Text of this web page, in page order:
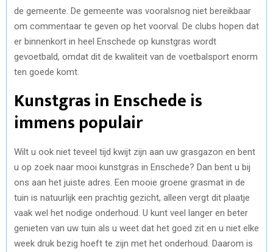
de gemeente. De gemeente was vooralsnog niet bereikbaar
om commentaar te geven op het voorval. De clubs hopen dat
er binnenkort in heel Enschede op kunstgras wordt
gevoetbald, omdat dit de kwaliteit van de voetbalsport enorm
ten goede komt.
Kunstgras in Enschede is
immens populair
Wilt u ook niet teveel tijd kwijt zijn aan uw grasgazon en bent
u op zoek naar mooi kunstgras in Enschede? Dan bent u bij
ons aan het juiste adres. Een mooie groene grasmat in de
tuin is natuurlijk een prachtig gezicht, alleen vergt dit plaatje
vaak wel het nodige onderhoud. U kunt veel langer en beter
genieten van uw tuin als u weet dat het goed zit en u niet elke
week druk bezig hoeft te zijn met het onderhoud. Daarom is